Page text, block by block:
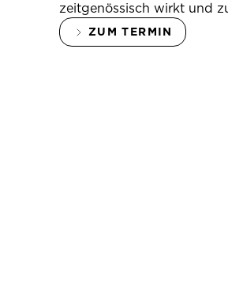
zeitgenössisch wirkt und
ZUM TERMIN